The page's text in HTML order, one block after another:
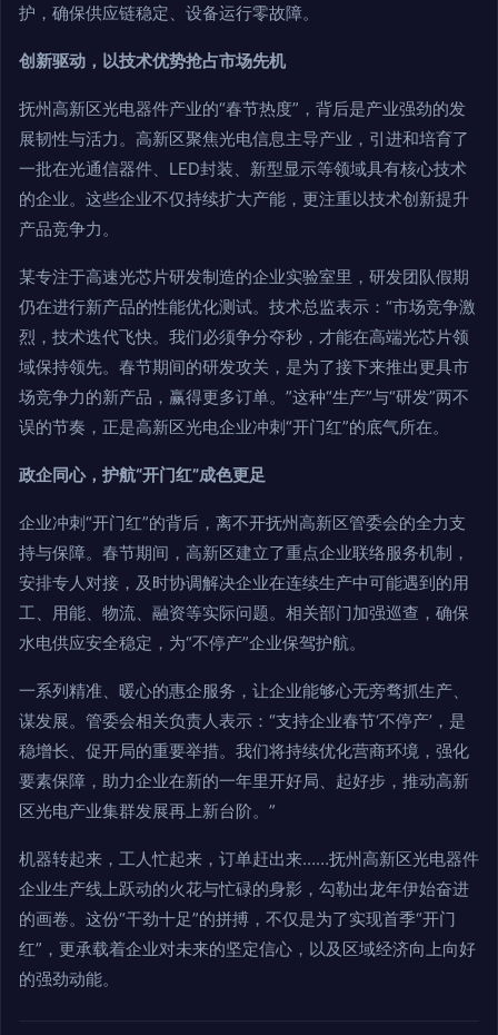
护，确保供应链稳定、设备运行零故障。
创新驱动，以技术优势抢占市场先机
抚州高新区光电器件产业的“春节热度”，背后是产业强劲的发
展韧性与活力。高新区聚焦光电信息主导产业，引进和培育了
一批在光通信器件、LED封装、新型显示等领域具有核心技术
的企业。这些企业不仅持续扩大产能，更注重以技术创新提升
产品竞争力。
某专注于高速光芯片研发制造的企业实验室里，研发团队假期
仍在进行新产品的性能优化测试。技术总监表示：“市场竞争激
烈，技术迭代飞快。我们必须争分夺秒，才能在高端光芯片领
域保持领先。春节期间的研发攻关，是为了接下来推出更具市
场竞争力的新产品，赢得更多订单。”这种“生产”与“研发”两不
误的节奏，正是高新区光电企业冲刺“开门红”的底气所在。
政企同心，护航“开门红”成色更足
企业冲刺“开门红”的背后，离不开抚州高新区管委会的全力支
持与保障。春节期间，高新区建立了重点企业联络服务机制，
安排专人对接，及时协调解决企业在连续生产中可能遇到的用
工、用能、物流、融资等实际问题。相关部门加强巡查，确保
水电供应安全稳定，为“不停产”企业保驾护航。
一系列精准、暖心的惠企服务，让企业能够心无旁骛抓生产、
谋发展。管委会相关负责人表示：“支持企业春节‘不停产’，是
稳增长、促开局的重要举措。我们将持续优化营商环境，强化
要素保障，助力企业在新的一年里开好局、起好步，推动高新
区光电产业集群发展再上新台阶。”
机器转起来，工人忙起来，订单赶出来……抚州高新区光电器件
企业生产线上跃动的火花与忙碌的身影，勾勒出龙年伊始奋进
的画卷。这份“干劲十足”的拼搏，不仅是为了实现首季“开门
红”，更承载着企业对未来的坚定信心，以及区域经济向上向好
的强劲动能。